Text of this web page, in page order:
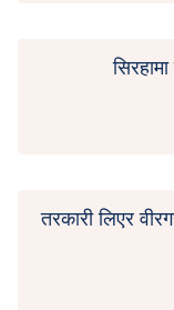
तरकारी लिएर